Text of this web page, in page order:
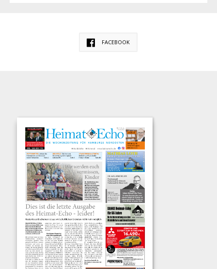
FACEBOOK